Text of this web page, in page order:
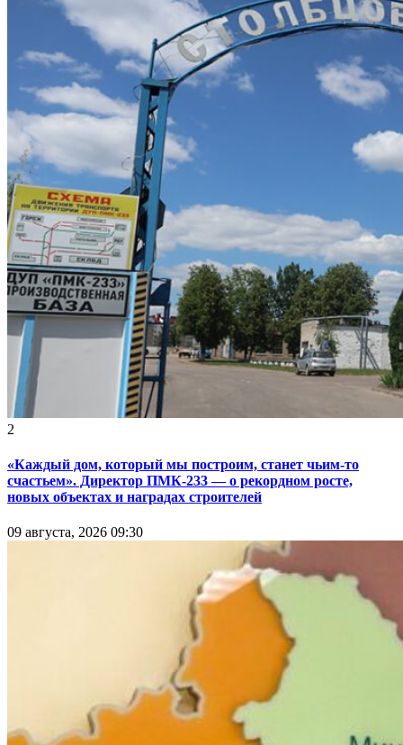
2
«Каждый дом, который мы построим, станет чьим-то
счастьем». Директор ПМК-233 — о рекордном росте,
новых объектах и наградах строителей
09 августа, 2026 09:30